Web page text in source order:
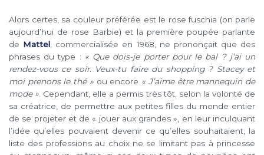
Alors certes, sa couleur préférée est le rose fuschia (on parle
aujourd’hui de rose Barbie) et la première poupée parlante
de Mattel , commercialisée en 1968, ne prononçait que des
phrases du type : « Que dois-je porter pour le bal ? j’ai un
rendez-vous ce soir. Veux-tu faire du shopping ? Stacey et
moi prenons le thé »ou encore « J’aime être mannequin de
mode » . Cependant, elle a permis très tôt, selon la volonté de
sa créatrice, de permettre aux petites filles du monde entier
de se projeter et de « jouer aux grandes », en leur inculquant
l’idée qu’elles pouvaient devenir ce qu’elles souhaitaient, la
liste des professions au choix ne se limitant pas à princesse